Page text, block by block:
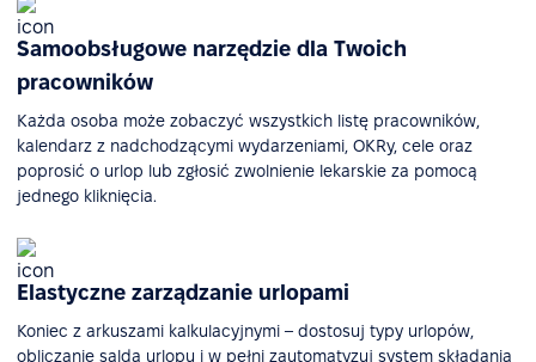
Samoobsługowe narzędzie dla Twoich
pracowników
Każda osoba może zobaczyć wszystkich listę pracowników,
kalendarz z nadchodzącymi wydarzeniami, OKRy, cele oraz
poprosić o urlop lub zgłosić zwolnienie lekarskie za pomocą
jednego kliknięcia.
Elastyczne zarządzanie urlopami
Koniec z arkuszami kalkulacyjnymi – dostosuj typy urlopów,
obliczanie salda urlopu i w pełni zautomatyzuj system składania